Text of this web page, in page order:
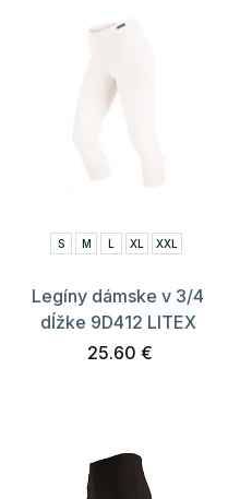
S M L XL XXL
Legíny dámske v 3/4
dĺžke 9D412 LITEX
25.60 €